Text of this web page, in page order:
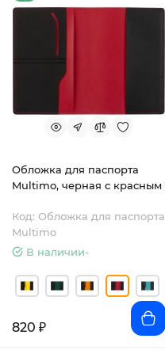
Обложка для паспорта
Multimo, черная с красным
Код: Обложка для паспорта
Multimo
В наличии-
820 ₽